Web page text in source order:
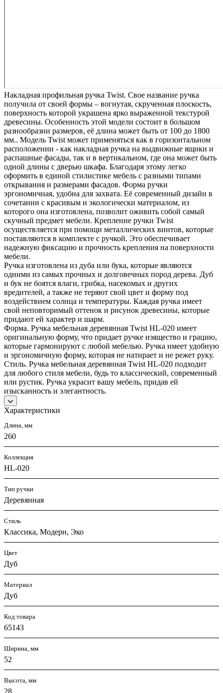
Накладная профильная ручка Twist. Свое название ручка
получила от своей формы – вогнутая, скрученная плоскость,
поверхность которой украшена ярко выраженной текстурой
древесины. Особенность этой модели состоит в большом
разнообразии размеров, её длина может быть от 100 до 1800
мм.. Модель Twist может применяться как в горизонтальном
расположении - как накладная ручка на выдвижные ящики и
распашные фасады, так и в вертикальном, где она может быть
одной длины с дверью шкафа. Благодаря этому легко
оформить в единой стилистике мебель с разными типами
открывания и размерами фасадов. Форма ручки
эргономичная, удобна для захвата. Её современный дизайн в
сочетании с красивым и экологически материалом, из
которого она изготовлена, позволит оживить собой самый
скучный предмет мебели. Крепление ручки Twist
осуществляется при помощи металлических винтов, которые
поставляются в комплекте с ручкой. Это обеспечивает
надежную фиксацию и прочность крепления на поверхности
мебели.
Ручка изготовлена из дуба или бука, которые являются
одними из самых прочных и долговечных пород дерева. Дуб
и бук не боятся влаги, грибка, насекомых и других
вредителей, а также не теряют свой цвет и форму под
воздействием солнца и температуры. Каждая ручка имеет
свой неповторимый оттенок и рисунок древесины, которые
придают ей характер и шарм.
Форма. Ручка мебельная деревянная Twist HL-020 имеет
оригинальную форму, что придает ручке изящество и грацию,
которые гармонируют с любой мебелью. Ручка имеет удобную
и эргономичную форму, которая не натирает и не режет руку.
Стиль. Ручка мебельная деревянная Twist HL-020 подходит
для любого стиля мебели, будь то классический, современный
или рустик. Ручка украсит вашу мебель, придав ей
изысканность и элегантность.
Характеристики
Длина, мм
260
Коллекция
HL-020
Тип ручки
Деревянная
Стиль
Классика, Модерн, Эко
Цвет
Дуб
Материал
Дуб
Код товара
65143
Ширина, мм
52
Высота, мм